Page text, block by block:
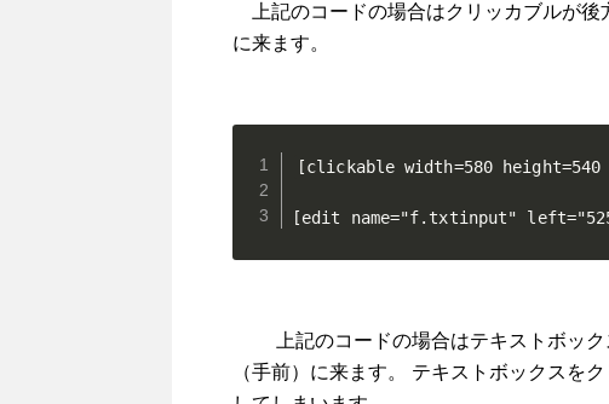
上記のコードの場合はクリッカブルが後
に来ます。
[clickable width=580
[edit name="f.txtinput"
上記のコードの場合はテキストボック
（手前）に来ます。 テキストボックスを